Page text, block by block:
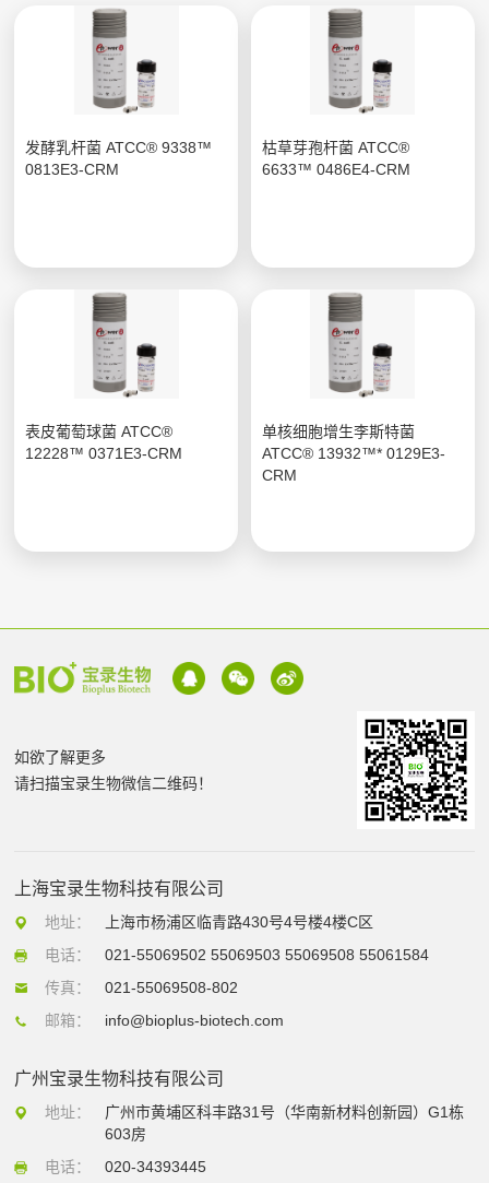
发酵乳杆菌 ATCC® 9338™
0813E3-CRM
枯草芽孢杆菌 ATCC®
6633™ 0486E4-CRM
表皮葡萄球菌 ATCC®
12228™ 0371E3-CRM
单核细胞增生李斯特菌
ATCC® 13932™* 0129E3-
CRM
如欲了解更多
请扫描宝录生物微信二维码！
上海宝录生物科技有限公司
地址：
上海市杨浦区临青路430号4号楼4楼C区
电话：
021-55069502 55069503 55069508 55061584
传真：
021-55069508-802
邮箱：
info@bioplus-biotech.com
广州宝录生物科技有限公司
地址：
广州市黄埔区科丰路31号（华南新材料创新园）G1栋
603房
电话：
020-34393445